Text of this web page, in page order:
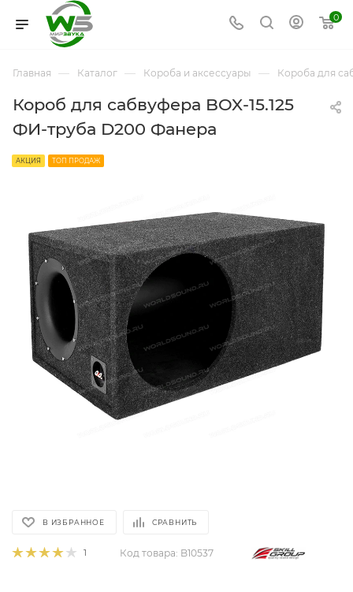
0
Главная — Каталог — Короба и аксессуары — Короба для
Короб для сабвуфера BOX-15.125
ФИ-труба D200 Фанера
АКЦИЯ ТОП ПРОДАЖ
В ИЗБРАННОЕ СРАВНИТЬ
1 Код товара: B10537